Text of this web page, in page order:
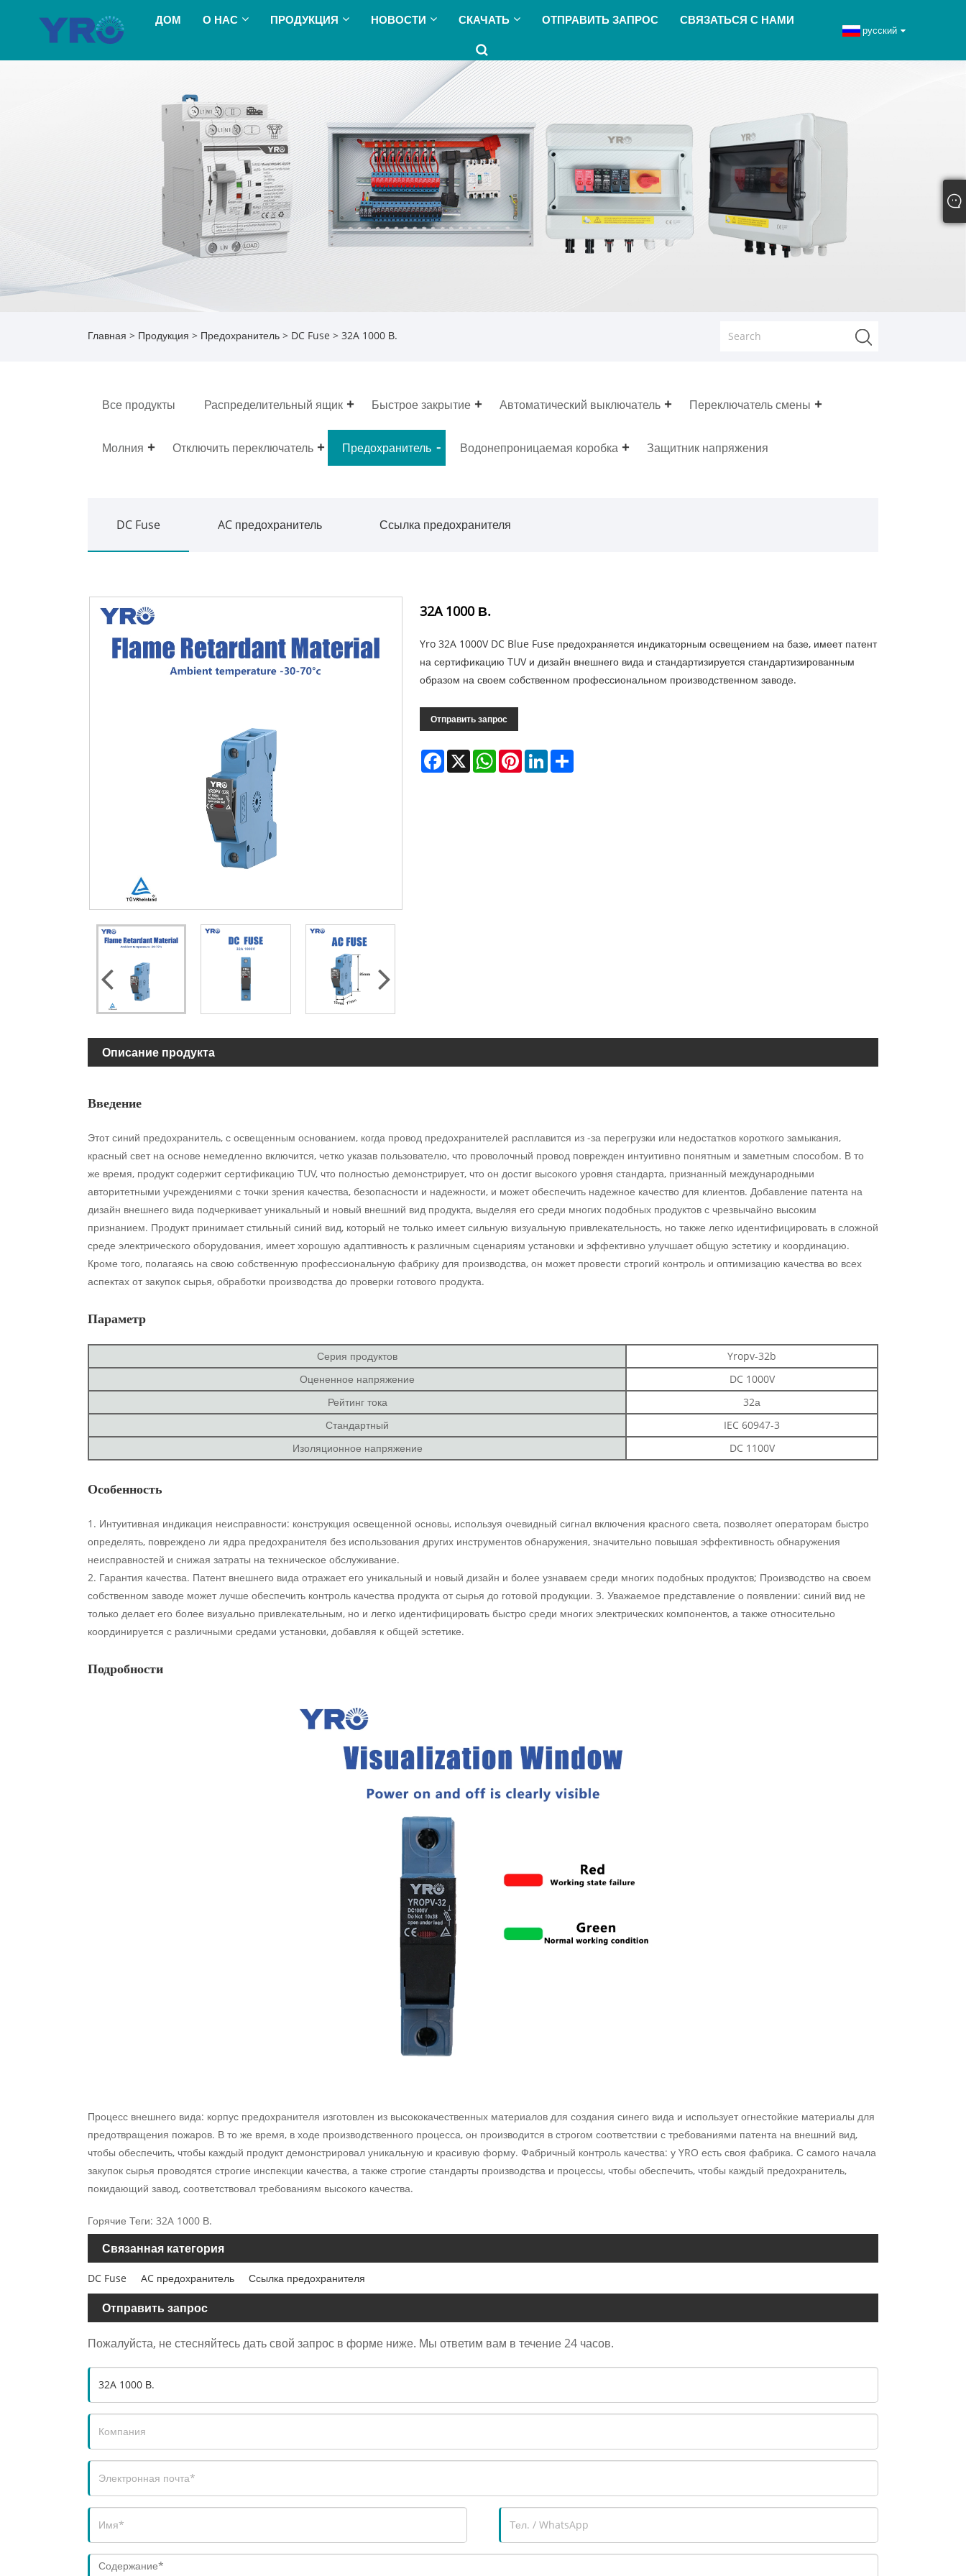
ДОМ О НАС ПРОДУКЦИЯ НОВОСТИ СКАЧАТЬ ОТПРАВИТЬ ЗАПРОС СВЯЗАТЬСЯ С НАМИ
русский
Главная > Продукция > Предохранитель > DC Fuse > 32A 1000 В.
Все продукты Распределительный ящик Быстрое закрытие Автоматический выключатель Переключатель смены
Молния Отключить переключатель Предохранитель Водонепроницаемая коробка Защитник напряжения
DC Fuse AC предохранитель Ссылка предохранителя
32A 1000 В.
Yro 32A 1000V DC Blue Fuse предохраняется индикаторным освещением на базе, имеет патент
на сертификацию TUV и дизайн внешнего вида и стандартизируется стандартизированным
образом на своем собственном профессиональном производственном заводе.
Отправить запрос
Facebook
X WhatsAppPinterestLinkedIn
Описание продукта
Введение
Этот синий предохранитель, с освещенным основанием, когда провод предохранителей расплавится из -за перегрузки или недостатков короткого замыкания,
красный свет на основе немедленно включится, четко указав пользователю, что проволочный провод поврежден интуитивно понятным и заметным способом. В то
же время, продукт содержит сертификацию TUV, что полностью демонстрирует, что он достиг высокого уровня стандарта, признанный международными
авторитетными учреждениями с точки зрения качества, безопасности и надежности, и может обеспечить надежное качество для клиентов. Добавление патента на
дизайн внешнего вида подчеркивает уникальный и новый внешний вид продукта, выделяя его среди многих подобных продуктов с чрезвычайно высоким
признанием. Продукт принимает стильный синий вид, который не только имеет сильную визуальную привлекательность, но также легко идентифицировать в сложной
среде электрического оборудования, имеет хорошую адаптивность к различным сценариям установки и эффективно улучшает общую эстетику и координацию.
Кроме того, полагаясь на свою собственную профессиональную фабрику для производства, он может провести строгий контроль и оптимизацию качества во всех
аспектах от закупок сырья, обработки производства до проверки готового продукта.
Параметр
Серия продуктов
Yropv-32b
Оцененное напряжение
DC 1000V
Рейтинг тока
32а
Стандартный
IEC 60947-3
Изоляционное напряжение
DC 1100V
Особенность
1. Интуитивная индикация неисправности: конструкция освещенной основы, используя очевидный сигнал включения красного света, позволяет операторам быстро
определять, повреждено ли ядра предохранителя без использования других инструментов обнаружения, значительно повышая эффективность обнаружения
неисправностей и снижая затраты на техническое обслуживание.
2. Гарантия качества. Патент внешнего вида отражает его уникальный и новый дизайн и более узнаваем среди многих подобных продуктов; Производство на своем
собственном заводе может лучше обеспечить контроль качества продукта от сырья до готовой продукции. 3. Уважаемое представление о появлении: синий вид не
только делает его более визуально привлекательным, но и легко идентифицировать быстро среди многих электрических компонентов, а также относительно
координируется с различными средами установки, добавляя к общей эстетике.
Подробности
Процесс внешнего вида: корпус предохранителя изготовлен из высококачественных материалов для создания синего вида и использует огнестойкие материалы для
предотвращения пожаров. В то же время, в ходе производственного процесса, он производится в строгом соответствии с требованиями патента на внешний вид,
чтобы обеспечить, чтобы каждый продукт демонстрировал уникальную и красивую форму. Фабричный контроль качества: у YRO есть своя фабрика. С самого начала
закупок сырья проводятся строгие инспекции качества, а также строгие стандарты производства и процессы, чтобы обеспечить, чтобы каждый предохранитель,
покидающий завод, соответствовал требованиям высокого качества.
Горячие Теги: 32A 1000 В.
Связанная категория
DC Fuse AC предохранитель Ссылка предохранителя
Отправить запрос
Пожалуйста, не стесняйтесь дать свой запрос в форме ниже. Мы ответим вам в течение 24 часов.